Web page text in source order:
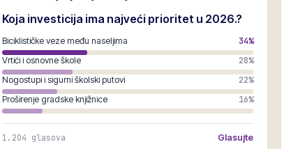
Koja investicija ima najveći prioritet u 2026.?
Biciklističke veze među naseljima 34%
Vrtići i osnovne škole 28%
Nogostupi i sigurni školski putovi 22%
Proširenje gradske knjižnice 16%
1.204 glasova Glasujte